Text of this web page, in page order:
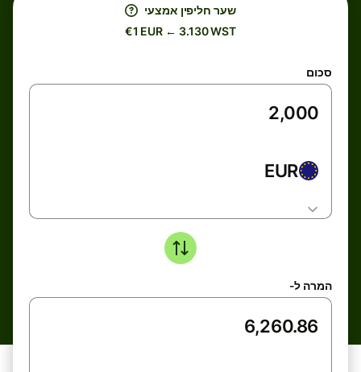
שער חליפין אמצעי
€1 EUR ← 3.130 WST
סכום
EUR
המרה ל-